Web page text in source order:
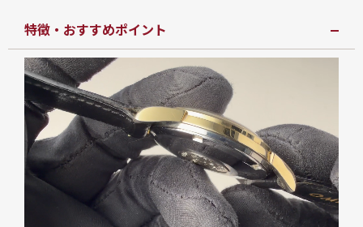
特徴・おすすめポイント